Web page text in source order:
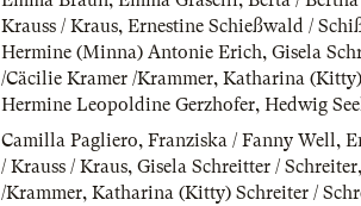
Krauss / Kraus, Ernestine Schießwald /
Hermine (Minna) Antonie Erich, Gisela
/Cäcilie Kramer /Krammer, Katharina
Hermine Leopoldine Gerzhofer, Hedwig
Camilla Pagliero, Franziska / Fanny Well,
/ Krauss / Kraus, Gisela Schreitter / Schreiter,
/Krammer, Katharina (Kitty) Schreiter /